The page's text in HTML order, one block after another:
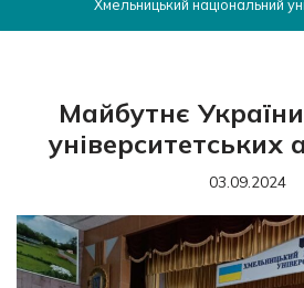
Хмельницький національний
Майбутнє
університетських
03.09.2024